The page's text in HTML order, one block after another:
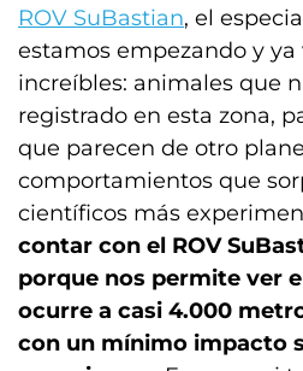
ROV SuBastian, el
estamos empezando y ya
increíbles: animales que
registrado en esta zona,
que parecen de otro
comportamientos que
científicos más
contar con el ROV
porque nos permite ver
ocurre a casi 4.000
con un mínimo impacto